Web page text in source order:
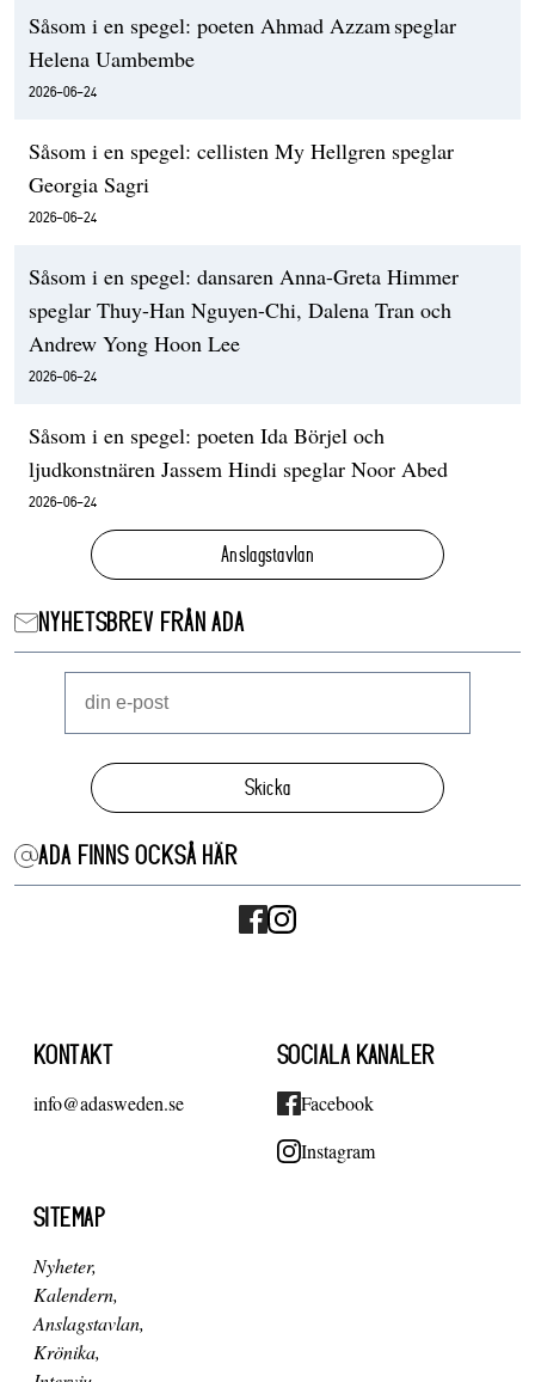
Såsom i en spegel: poeten Ahmad Azzam speglar
Helena Uambembe
2026-06-24
Såsom i en spegel: cellisten My Hellgren speglar
Georgia Sagri
2026-06-24
Såsom i en spegel: dansaren Anna-Greta Himmer
speglar Thuy-Han Nguyen-Chi, Dalena Tran och
Andrew Yong Hoon Lee
2026-06-24
Såsom i en spegel: poeten Ida Börjel och
ljudkonstnären Jassem Hindi speglar Noor Abed
2026-06-24
Anslagstavlan
NYHETSBREV FRÅN ADA
Skicka
ADA FINNS OCKSÅ HÄR
KONTAKT
info@adasweden.se
SOCIALA KANALER
Facebook
Instagram
SITEMAP
Nyheter
Kalendern
Anslagstavlan
Krönika